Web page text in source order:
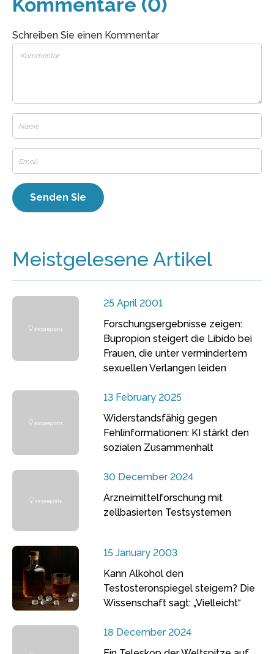
Schreiben Sie einen Kommentar
Meistgelesene Artikel
25 April 2001
Forschungsergebnisse zeigen:
Bupropion steigert die Libido bei
Frauen, die unter vermindertem
sexuellen Verlangen leiden
13 February 2025
Widerstandsfähig gegen
Fehlinformationen: KI stärkt den
sozialen Zusammenhalt
30 December 2024
Arzneimittelforschung mit
zellbasierten Testsystemen
15 January 2003
Kann Alkohol den
Testosteronspiegel steigern? Die
Wissenschaft sagt: „Vielleicht“
18 December 2024